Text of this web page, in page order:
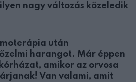
nagy változás közeledik
után
harangot. Már éppen
amikor az orvosa
Van valami, amit